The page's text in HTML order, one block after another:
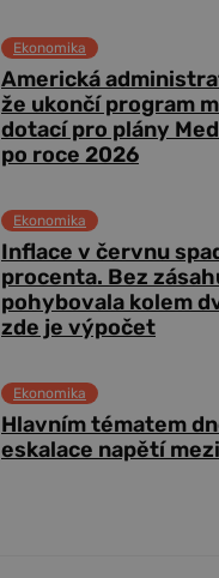
Americká
že ukončí program
dotací pro plány
po roce 2026
Ekonomika
Inflace v červnu
procenta. Bez
pohybovala kolem
zde je výpočet
Ekonomika
Hlavním tématem
eskalace napětí
Ekonomika